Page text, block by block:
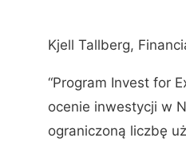
Kjell Tallberg,
“Program Invest for
ocenie inwestycji w
ograniczoną liczbę